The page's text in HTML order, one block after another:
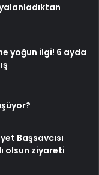
yoğun ilgi! 6 ayda
Başsavcısı
olsun ziyareti